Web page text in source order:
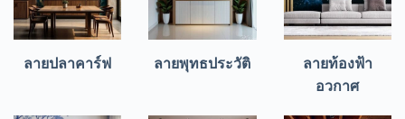
ลายปลาคาร์ฟ ลายพุทธประวัติ
ลายท้องฟ้า
อวกาศ